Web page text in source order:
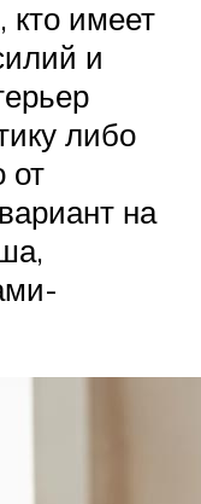
кто имеет
и
либо
от
на